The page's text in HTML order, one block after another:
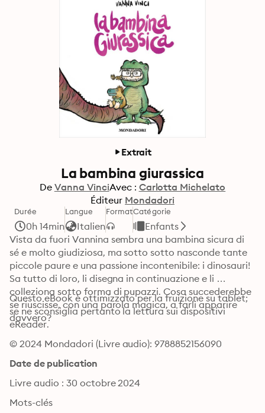
Extrait
La bambina giurassica
De Vanna VinciAvec : Carlotta Michelato
Éditeur Mondadori
Durée
0h 14min
Langue
Italien
FormatCatégorie
Enfants
Vista da fuori Vannina sembra una bambina sicura di
sé e molto giudiziosa, ma sotto sotto nasconde tante
piccole paure e una passione incontenibile: i dinosauri!
Sa tutto di loro, li disegna in continuazione e li
colleziona sotto forma di pupazzi. Cosa succederebbe
se riuscisse, con una parola magica, a farli apparire
davvero?
Questo eBook è ottimizzato per la fruizione su tablet;
se ne sconsiglia pertanto la lettura sui dispositivi
eReader.
© 2024 Mondadori (Livre audio): 9788852156090
Date de publication
Livre audio : 30 octobre 2024
Mots-clés